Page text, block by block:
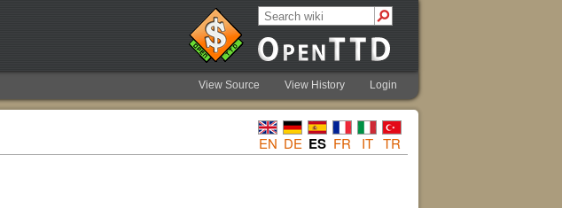
View Source View History Login
EN DE ES FR IT TR